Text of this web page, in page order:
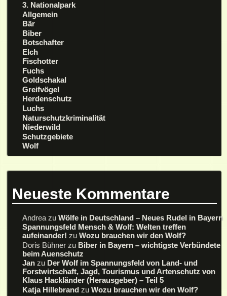
3. Nationalpark
Allgemein
Bär
Biber
Botschafter
Elch
Fischotter
Fuchs
Goldschakal
Greifvögel
Herdenschutz
Luchs
Naturschutzkriminalität
Niederwild
Schutzgebiete
Wolf
Neueste Kommentare
Andrea zuWölfe in Deutschland – Neues Rudel in Bayern
Spannungsfeld Mensch & Wolf: Welten treffen
aufeinander! zuWozu brauchen wir den Wolf?
Doris Bühner zu Biber in Bayern – wichtigste Verbündete
beim Auenschutz
Jan zu Der Wolf im Spannungsfeld von Land- und
Forstwirtschaft, Jagd, Tourismus und Artenschutz von
Klaus Hackländer (Herausgeber) – Teil 5
Katja Hillebrand zuWozu brauchen wir den Wolf?